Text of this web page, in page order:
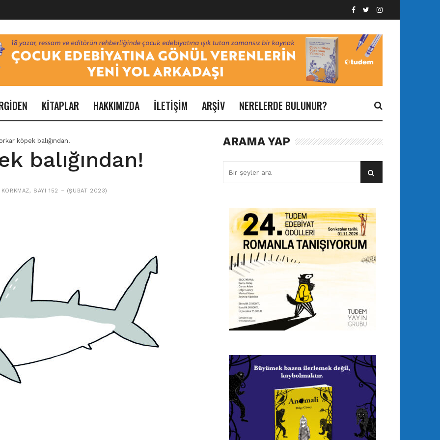
KİTAPLAR HAKKIMIZDA İLETİŞİM ARŞİV NERELERDE BULUNUR?
köpek balığından!
balığından!
, SAYI 152 – (ŞUBAT 2023)
ARAMA YAP